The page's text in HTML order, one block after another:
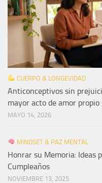
CUERPO & LONGEVIDAD
Anticonceptivos sin
mayor acto de amor
MAYO 14, 2026
MINDSET & PAZ MENTAL
Honrar su Memoria: Ideas
Cumpleaños
NOVIEMBRE 13, 2025